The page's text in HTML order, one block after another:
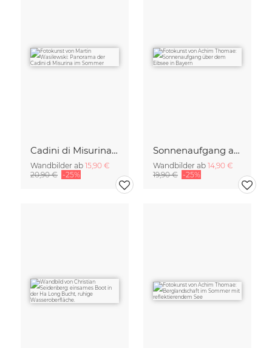
Cadini di Misurina im Sommer - Panorama
Wandbilder ab 15,90 €
20,90 € -25%
Sonnenaufgang am Eibsee Bayern
Wandbilder ab 14,90 €
19,90 € -25%